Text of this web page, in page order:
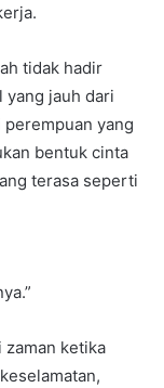
tidak hadir
yang jauh dari
yang
bentuk cinta
terasa seperti
zaman ketika